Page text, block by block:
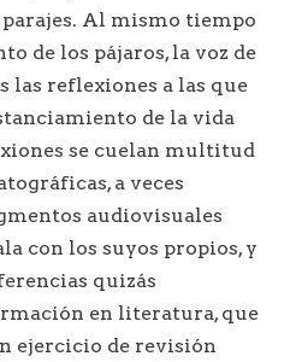
parajes. Al mismo tiempo
de los pájaros, la voz de
las reflexiones a las que
de la vida
se cuelan multitud
a veces
audiovisuales
con los suyos propios, y
quizás
en literatura, que
ejercicio de revisión